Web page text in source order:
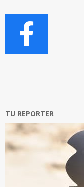
TU REPORTER